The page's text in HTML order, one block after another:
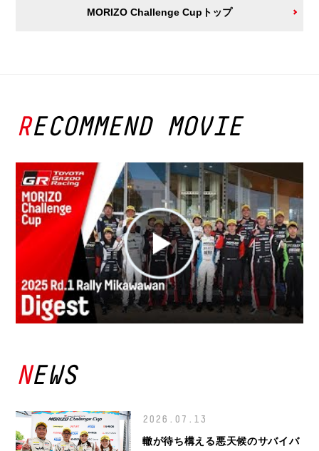
MORIZO Challenge Cupトップ
RECOMMEND MOVIE
NEWS
2026.07.13
轍が待ち構える悪天候のサバイバ